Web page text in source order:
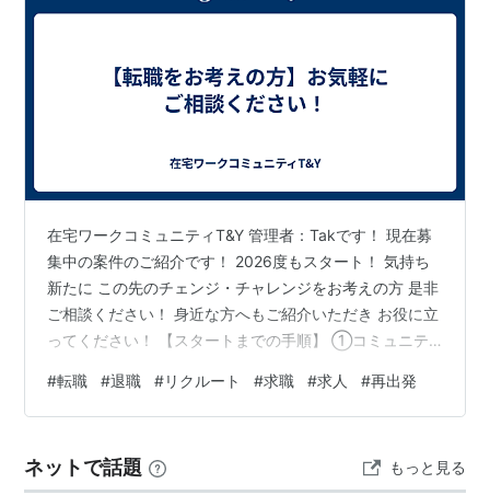
在宅ワークコミュニティT&Y 管理者：Takです！ 現在募
集中の案件のご紹介です！ 2026度もスタート！ 気持ち
新たに この先のチェンジ・チャレンジをお考えの方 是非
ご相談ください！ 身近な方へもご紹介いただき お役に立
ってください！ 【スタートまでの手順】 ①コミュニテ
LINE：https://lin.ee/gBdbcBd ⇒ メンバー登録が完了し
たら メニューの「案件一覧」よりご興味ある案件を探す
「125 or 126 or 127」を送信ください 管理者LINE：ht…
#転職 #退職 #リクルート #求職 #求人 #再出発
ネットで話題 もっと見る